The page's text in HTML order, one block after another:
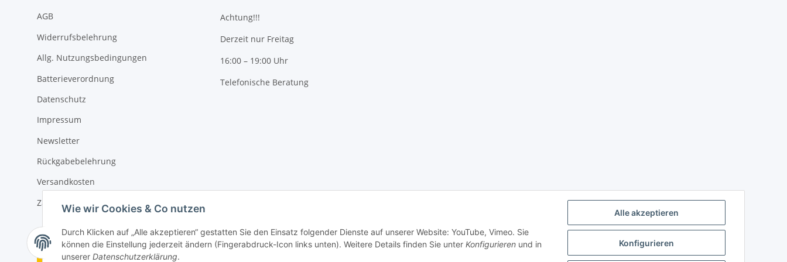
Alle akzeptieren
Konfigurieren
Wie wir Cookies & Co nutzen
Durch Klicken auf „Alle akzeptieren“ gestatten Sie den Einsatz folgender Dienste auf unserer Website: YouTube, Vimeo. Sie
können die Einstellung jederzeit ändern (Fingerabdruck-Icon links unten). Weitere Details finden Sie unter Konfigurieren und in
unserer Datenschutzerklärung.
AGB
Widerrufsbelehrung
Allg. Nutzungsbedingungen
Batterieverordnung
Datenschutz
Impressum
Newsletter
Rückgabebelehrung
Versandkosten
Zahlungsmöglichkeiten
Achtung!!!
Derzeit nur Freitag
16:00 – 19:00 Uhr
Telefonische Beratung
Vertrag widerrufen